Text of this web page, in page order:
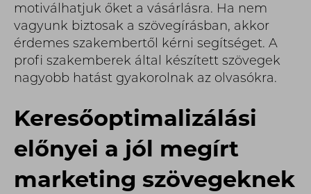
motiválhatjuk őket a vásárlásra. Ha nem
vagyunk biztosak a szövegírásban, akkor
érdemes szakembertől kérni segítséget. A
profi szakemberek által készített szövegek
nagyobb hatást gyakorolnak az olvasókra.
Keresőoptimalizálási
előnyei a jól megírt
marketing szövegeknek